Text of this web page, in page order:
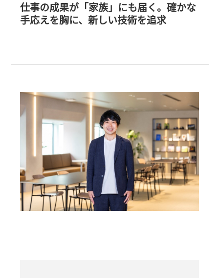
仕事の成果が「家族」にも届く。確かな
手応えを胸に、新しい技術を追求